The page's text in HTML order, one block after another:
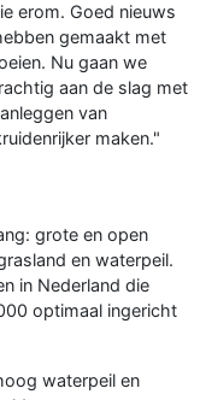
erom. Goed nieuws
gemaakt met
Nu gaan we
aan de slag met
van
maken."
grote en open
en waterpeil.
in Nederland die
optimaal ingericht
waterpeil en